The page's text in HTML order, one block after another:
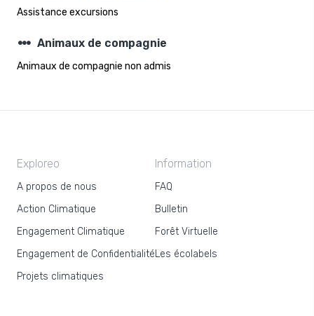
Assistance excursions
steppers Animaux de compagnie
Animaux de compagnie non admis
Exploreo
A propos de nous
Action Climatique
Engagement Climatique
Engagement de Confidentialité
Projets climatiques
Information
FAQ
Bulletin
Forêt Virtuelle
Les écolabels